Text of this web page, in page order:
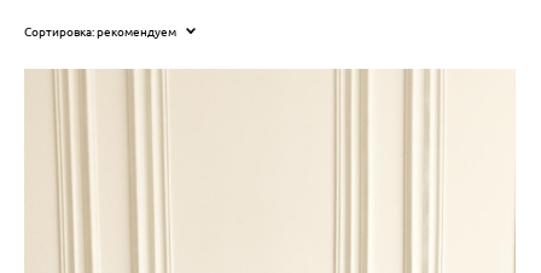
Сортировка:рекомендуем